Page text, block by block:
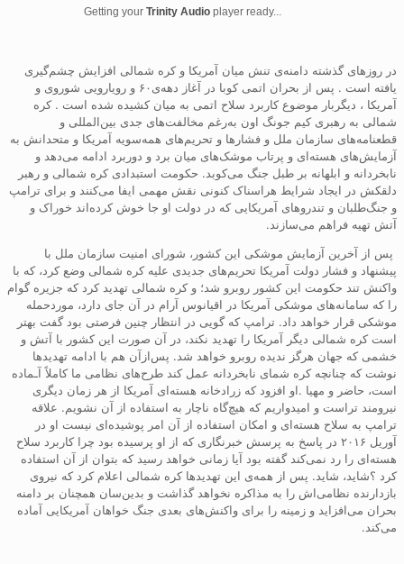
Getting your Trinity Audio player ready...
در روزهای گذشته دامنه‌ی تنش میان آمریکا و کره شمالی افزایش چشم‌گیری
یافته است . پس از بحران اتمی کوبا در آغاز دهه‌ی۶۰ و رویارویی شوروی و
آمریکا ، دیگربار موضوع کاربرد سلاح اتمی به میان کشیده شده است . کره
شمالی به رهبری کیم جونگ اون به‌رغم مخالفت‌های جدی بین‌المللی و
قطعنامه‌های سازمان ملل و فشارها و تحریم‌های همه‌سویه آمریکا و متحدانش به
آزمایش‌های هسته‌ای و پرتاب موشک‌های میان برد و دوربرد ادامه می‌دهد و
نابخردانه و ابلهانه بر طبل جنگ می‌کوبد. حکومت استبدادی کره شمالی و رهبر
دلقکش در ایجاد شرایط هراسناک کنونی نقش مهمی ایفا می‌کنند و برای ترامپ
و جنگ‌طلبان و تندروهای آمریکایی که در دولت او جا خوش کرده‌اند خوراک و
آتش تهیه فراهم می‌سازند.
پس از آخرین آزمایش موشکی این کشور، شورای امنیت سازمان ملل با
پیشنهاد و فشار دولت آمریکا تحریم‌های جدیدی علیه کره شمالی وضع کرد، که با
واکنش تند حکومت این کشور روبرو شد؛ و کره شمالی تهدید کرد که جزیره گوام
را که سامانه‌های موشکی آمریکا در اقیانوس آرام در آن جای دارد، موردحمله
موشکی قرار خواهد داد. ترامپ که گویی در انتظار چنین فرصتی بود گفت بهتر
است کره شمالی دیگر آمریکا را تهدید نکند، در آن صورت این کشور با آتش و
خشمی که جهان هرگز ندیده روبرو خواهد شد. پس‌ازآن هم با ادامه تهدیدها
نوشت که چنانچه کره شمای نابخردانه عمل کند طرح‌های نظامی ما کاملاً آـماده
است، حاضر و مهیا .او افزود که زرادخانه هسته‌ای آمریکا از هر زمان دیگری
نیرومند تراست و امیدواریم که هیچ‌گاه ناچار به استفاده از آن نشویم. علاقه
ترامپ به سلاح هسته‌ای و امکان استفاده از آن امر پوشیده‌ای نیست او در
آوریل ۲۰۱۶ در پاسخ به پرسش خبرنگاری که از او پرسیده بود چرا کاربرد سلاح
هسته‌ای را رد نمی‌کند گفته بود آیا زمانی خواهد رسید که بتوان از آن استفاده
کرد ؟شاید، شاید. پس از همه‌ی این تهدیدها کره شمالی اعلام کرد که نیروی
بازدارنده نظامی‌اش را به مذاکره نخواهد گذاشت و بدین‌سان همچنان بر دامنه
بحران می‌افزاید و زمینه را برای واکنش‌های بعدی جنگ خواهان آمریکایی آماده
می‌کند.